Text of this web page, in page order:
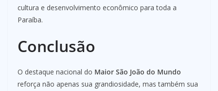
cultura e desenvolvimento econômico para toda a
Paraíba.
Conclusão
O destaque nacional do Maior São João do Mundo
reforça não apenas sua grandiosidade, mas também sua